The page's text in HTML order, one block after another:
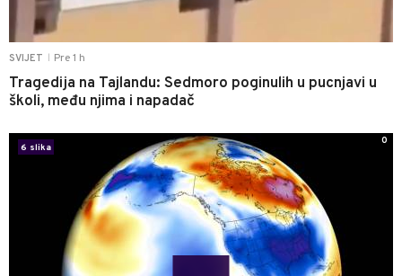
SVIJET Pre 1 h
Tragedija na Tajlandu: Sedmoro poginulih u pucnjavi u
školi, među njima i napadač
6 slika
0